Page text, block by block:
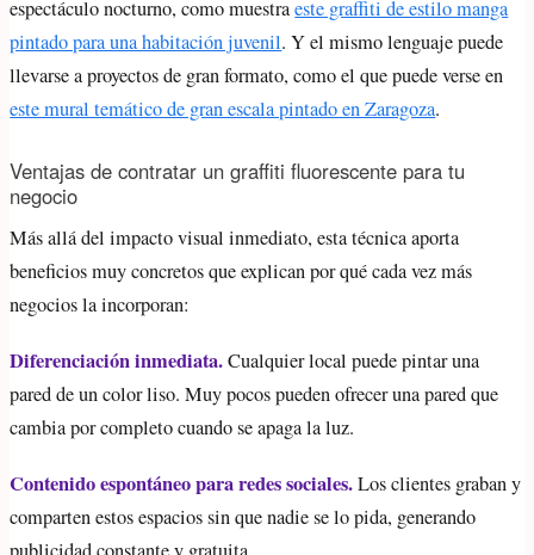
espectáculo nocturno, como muestraeste graffiti de estilo manga
pintado para una habitación juvenil. Y el mismo lenguaje puede
llevarse a proyectos de gran formato, como el que puede verse en
este mural temático de gran escala pintado en Zaragoza.
Ventajas de contratar un graffiti fluorescente para tu
negocio
Más allá del impacto visual inmediato, esta técnica aporta
beneficios muy concretos que explican por qué cada vez más
negocios la incorporan:
Diferenciación inmediata.Cualquier local puede pintar una
pared de un color liso. Muy pocos pueden ofrecer una pared que
cambia por completo cuando se apaga la luz.
Contenido espontáneo para redes sociales.Los clientes graban y
comparten estos espacios sin que nadie se lo pida, generando